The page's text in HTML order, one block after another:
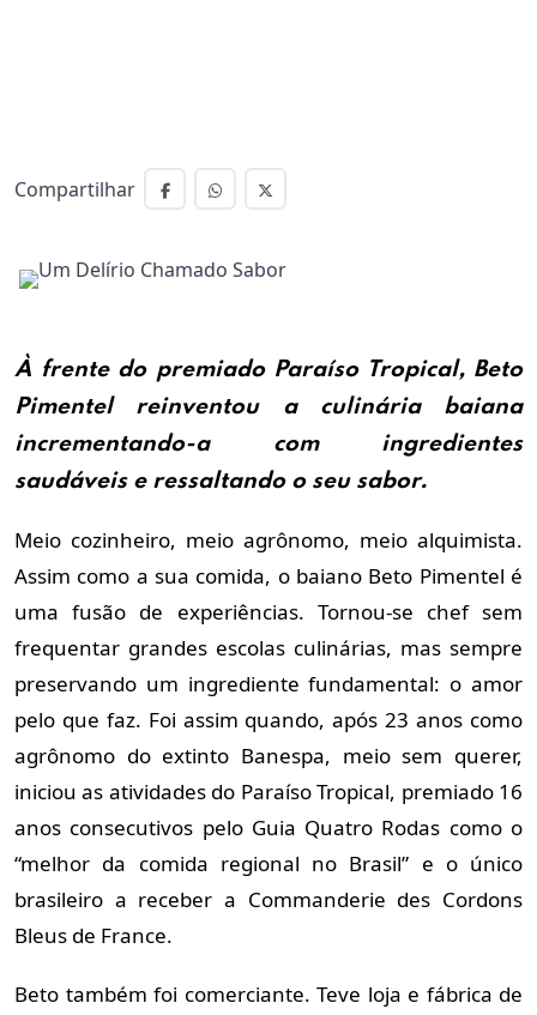
Compartilhar
À frente do premiado Paraíso Tropical, Beto
Pimentel reinventou a culinária baiana
incrementando-a com ingredientes
saudáveis e ressaltando o seu sabor.
Meio cozinheiro, meio agrônomo, meio alquimista.
Assim como a sua comida, o baiano Beto Pimentel é
uma fusão de experiências. Tornou-se chef sem
frequentar grandes escolas culinárias, mas sempre
preservando um ingrediente fundamental: o amor
pelo que faz. Foi assim quando, após 23 anos como
agrônomo do extinto Banespa, meio sem querer,
iniciou as atividades do Paraíso Tropical, premiado 16
anos consecutivos pelo Guia Quatro Rodas como o
“melhor da comida regional no Brasil” e o único
brasileiro a receber a Commanderie des Cordons
Bleus de France.
Beto também foi comerciante. Teve loja e fábrica de